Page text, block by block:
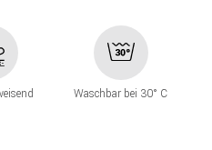
Waschbar bei 30° C